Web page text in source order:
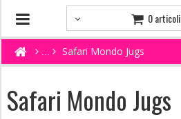
0 articoli
Safari Mondo Jugs
Safari Mondo Jugs